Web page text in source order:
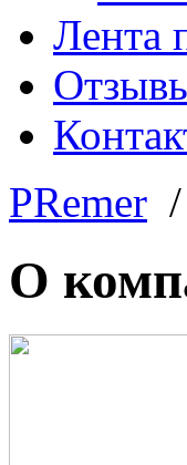
Лента
PRemer
О